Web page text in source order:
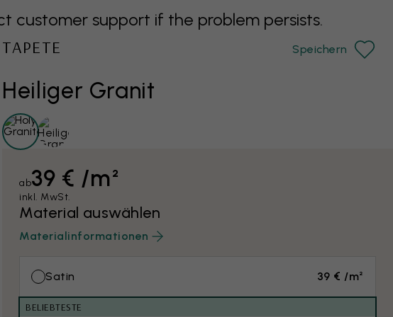
customer support if the problem persists.
Heiliger Granit
TAPETE Speichern
ab39 € /m²
inkl. MwSt.
Material auswählen
Materialinformationen
Satin 39 € /m²
BELIEBTESTE